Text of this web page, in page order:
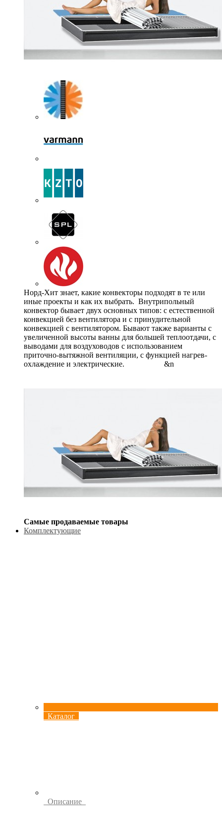
Норд-Хит знает, какие конвекторы подходят в те или
иные проекты и как их выбрать. Внутрипольный
конвектор бывает двух основных типов: с естественной
конвекцией без вентилятора и с принудительной
конвекцией с вентилятором. Бывают также варианты с
увеличенной высоты ванны для большей теплоотдачи, с
выводами для воздуховодов с использованием
приточно-вытяжной вентиляции, с функцией нагрев-
охлаждение и электрические. &n
Самые продаваемые товары
Комплектующие
Каталог
Описание